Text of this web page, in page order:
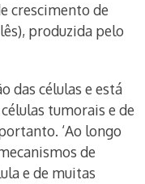
crescimento de
produzida pelo
das células e está
tumorais e de
‘Ao longo
de
e de muitas